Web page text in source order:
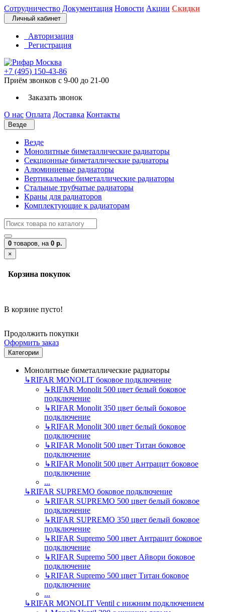
Сотрудничество Документация Новости Акции Скидки
Личный кабинет
Авторизация
Регистрация
+7 (495) 150-43-86
Приём звонков с 9-00 до 21-00
Заказать звонок
О нас Оплата Доставка Контакты
Везде
Везде
Монолитные биметаллические радиаторы
Секционные биметаллические радиаторы
Алюминиевые радиаторы
Вертикальные биметаллические радиаторы
Стальные трубчатые радиаторы
Краны для радиаторов
Комплектующие к радиаторам
0 товаров, на 0 р.
×
Корзина покупок
В корзине пусто!
Продолжить покупки
Оформить заказ
Категории
Монолитные биметаллические радиаторы
↳RIFAR MONOLIT боковое подключение
↳RIFAR Monolit 500 цвет белый боковое
подключение
↳RIFAR Monolit 350 цвет белый боковое
подключение
↳RIFAR Monolit 300 цвет белый боковое
подключение
↳RIFAR Monolit 500 цвет Титан боковое
подключение
↳RIFAR Monolit 500 цвет Антрацит боковое
подключение
...
↳RIFAR SUPREMO боковое подключение
↳RIFAR SUPREMO 500 цвет белый боковое
подключение
↳RIFAR SUPREMO 350 цвет белый боковое
подключение
↳RIFAR Supremo 500 цвет Антрацит боковое
подключение
↳RIFAR Supremo 500 цвет Айвори боковое
подключение
↳RIFAR Supremo 500 цвет Титан боковое
подключение
...
↳RIFAR MONOLIT Ventil с нижним подключением